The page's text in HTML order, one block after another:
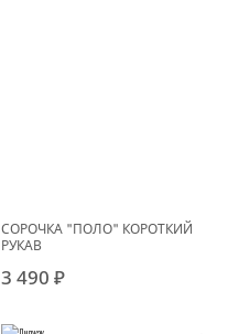
СОРОЧКА "ПОЛО" КОРОТКИЙ
РУКАВ
3 490 ₽